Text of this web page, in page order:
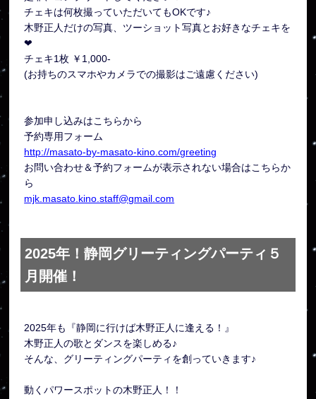
チェキは何枚撮っていただいてもOKです♪
木野正人だけの写真、ツーショット写真とお好きなチェキを
❤︎
チェキ1枚 ￥1,000-
(お持ちのスマホやカメラでの撮影はご遠慮ください)
参加申し込みはこちらから
予約専用フォーム
http://masato-by-masato-kino.com/greeting
お問い合わせ＆予約フォームが表示されない場合はこちらか
ら
mjk.masato.kino.staff@gmail.com
2025年！静岡グリーティングパーティ５
月開催！
2025年も『静岡に行けば木野正人に逢える！』
木野正人の歌とダンスを楽しめる♪
そんな、グリーティングパーティを創っていきます♪
動くパワースポットの木野正人！！